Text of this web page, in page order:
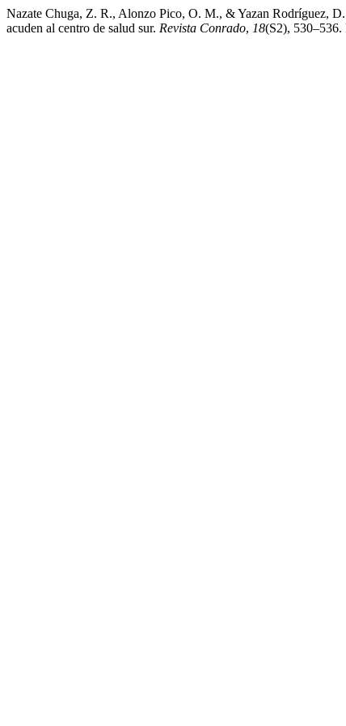
Nazate Chuga, Z. R., Alonzo Pico, O. M., & Yazan Rodríguez,
acuden al centro de salud sur. Revista Conrado, 18(S2), 530–536.